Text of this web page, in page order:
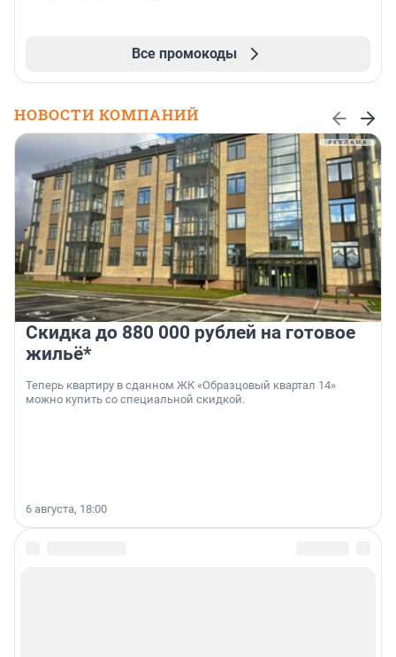
Все промокоды
НОВОСТИ КОМПАНИЙ
Скидка до 880 000 рублей на готовое
жильё*
Теперь квартиру в сданном ЖК «Образцовый квартал 14»
можно купить со специальной скидкой.
6 августа, 18:00